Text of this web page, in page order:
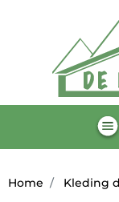
Home Kleding